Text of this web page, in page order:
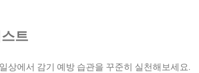
트
상에서 감기 예방 습관을 꾸준히 실천해보세요.